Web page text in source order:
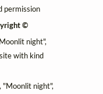
permission
©
night",
with kind
"Moonlit night",